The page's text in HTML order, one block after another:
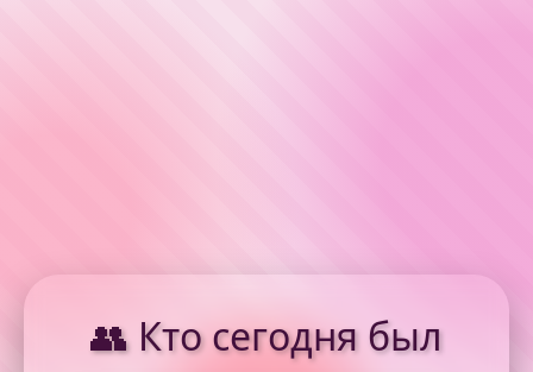
👥 Кто сегодня был